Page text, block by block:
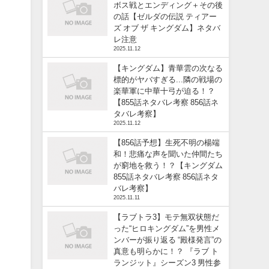
ボス戦とエンディング＋その後
の話【ゼルダの伝説 ティアー
ズ オブ ザ キングダム】ネタバ
レ注意
2025.11.12
【キングダム】青華雲の次なる
標的がヤバすぎる...隣の戦場の
楽華軍に中華十弓が迫る！？
【855話ネタバレ考察 856話ネ
タバレ考察】
2025.11.12
【856話予想】生死不明の楊端
和！悲痛な声を聞いた仲間たち
が窮地を救う！？【キングダム
855話ネタバレ考察 856話ネタ
バレ考察】
2025.11.11
【ラブトラ3】モテ無双状態だ
った“ヒロキングダム”を男性メ
ンバーが振り返る “殿様発言”の
真意も明らかに！？ 『ラブ ト
ランジット』シーズン3 男性参